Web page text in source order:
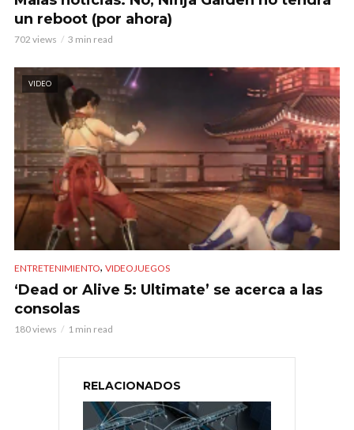
un reboot (por ahora)
702 views 3 min read
VIDEO
ENTRETENIMIENTO, VIDEOJUEGOS
‘Dead or Alive 5: Ultimate’ se acerca a las
consolas
180 views 1 min read
RELACIONADOS